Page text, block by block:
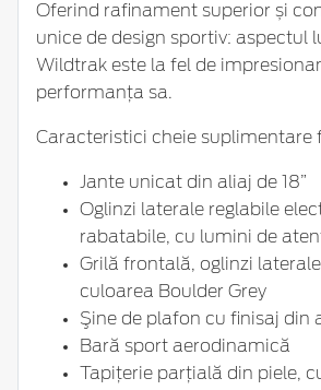
Oferind rafinament superior și
unice de design sportiv: aspectul
Wildtrak este la fel de
performanța sa.
Caracteristici cheie suplimentare
Jante unicat din aliaj de 18”
Oglinzi laterale reglabile
rabatabile, cu lumini de
Grilă frontală, oglinzi
culoarea Boulder Grey
Şine de plafon cu finisaj din
Bară sport aerodinamică
Tapițerie parțială din piele,